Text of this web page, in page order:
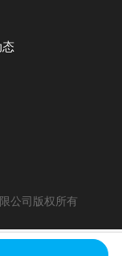
态
公司版权所有